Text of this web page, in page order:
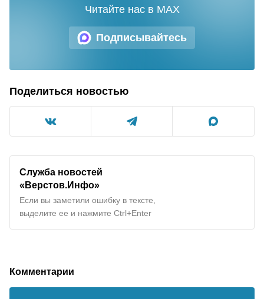
Подписывайтесь
Читайте нас в MAX
Поделиться новостью
Служба новостей
«Верстов.Инфо»
Если вы заметили ошибку в тексте,
выделите ее и нажмите Ctrl+Enter
Комментарии